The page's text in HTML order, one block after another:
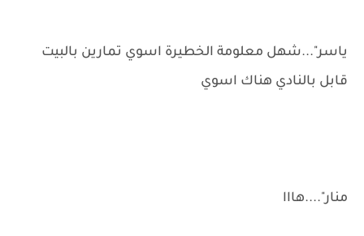
ياسر"...شهل معلومة الخطيرة اسوي تمارين بالبيت
قابل بالنادي هناك اسوي
منار"....هااا